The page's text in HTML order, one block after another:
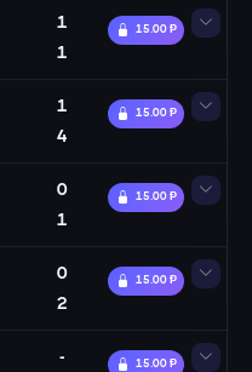
1
1
15.00 Ᵽ
1
4
15.00 Ᵽ
0
1
15.00 Ᵽ
0
2
15.00 Ᵽ
-
15.00 Ᵽ